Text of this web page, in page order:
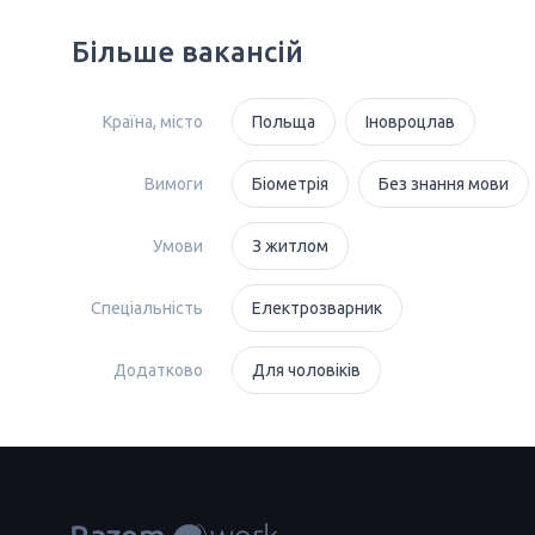
Більше вакансій
Країна, місто Польща Іновроцлав
Вимоги Біометрія Без знання мови
Умови З житлом
Спеціальність Електрозварник
Додатково Для чоловіків